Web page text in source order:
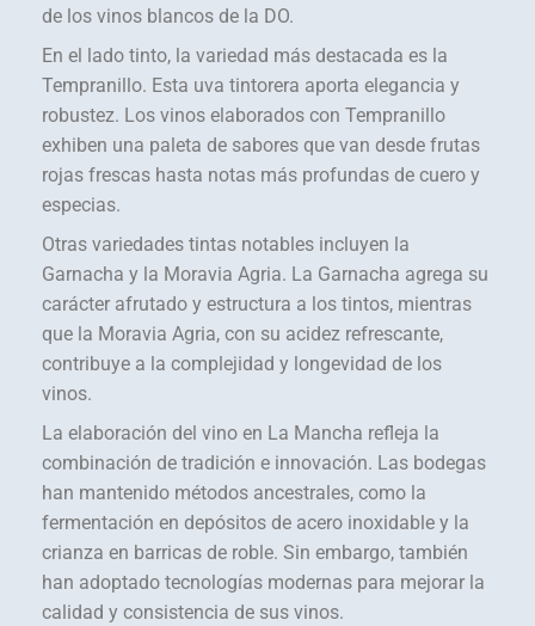
de los vinos blancos de la DO.
En el lado tinto, la variedad más destacada es la
Tempranillo. Esta uva tintorera aporta elegancia y
robustez. Los vinos elaborados con Tempranillo
exhiben una paleta de sabores que van desde frutas
rojas frescas hasta notas más profundas de cuero y
especias.
Otras variedades tintas notables incluyen la
Garnacha y la Moravia Agria. La Garnacha agrega su
carácter afrutado y estructura a los tintos, mientras
que la Moravia Agria, con su acidez refrescante,
contribuye a la complejidad y longevidad de los
vinos.
La elaboración del vino en La Mancha refleja la
combinación de tradición e innovación. Las bodegas
han mantenido métodos ancestrales, como la
fermentación en depósitos de acero inoxidable y la
crianza en barricas de roble. Sin embargo, también
han adoptado tecnologías modernas para mejorar la
calidad y consistencia de sus vinos.